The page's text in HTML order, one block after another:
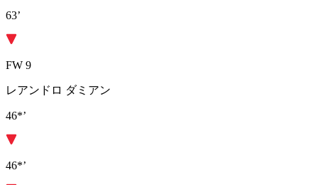
63’
FW 9
レアンドロ ダミアン
46*’
46*’